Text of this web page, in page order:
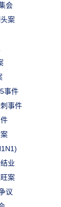
会
案
事件
事件
业
案
议